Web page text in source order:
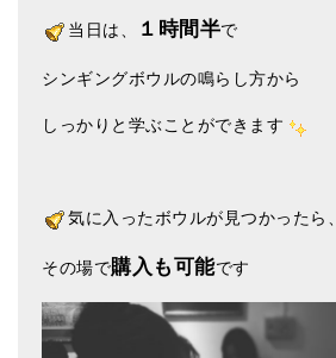
ロゴステッカー・ポストカード各種
亡命チベット人尼僧のお守り・チャーム
チベット・マントラ・ヒーリングCD
シンギングボウル講座
初級講座
倍音呼吸法レッスン
当日は、 １時間半で
シンギングボウルの鳴らし方から
しっかりと学ぶことができます
気に入ったボウルが見つかったら、
その場で購入も可能です